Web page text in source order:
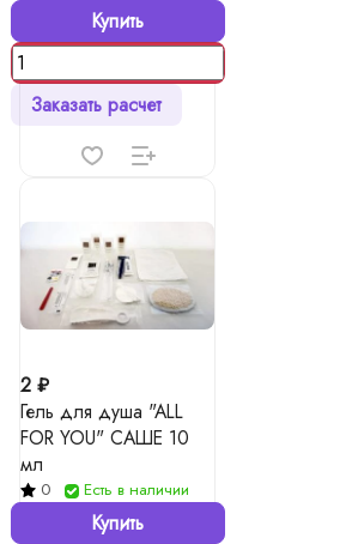
Купить
Заказать расчет
2 ₽
Гель для душа "ALL
FOR YOU" САШЕ 10
мл
0 Есть в наличии
Купить